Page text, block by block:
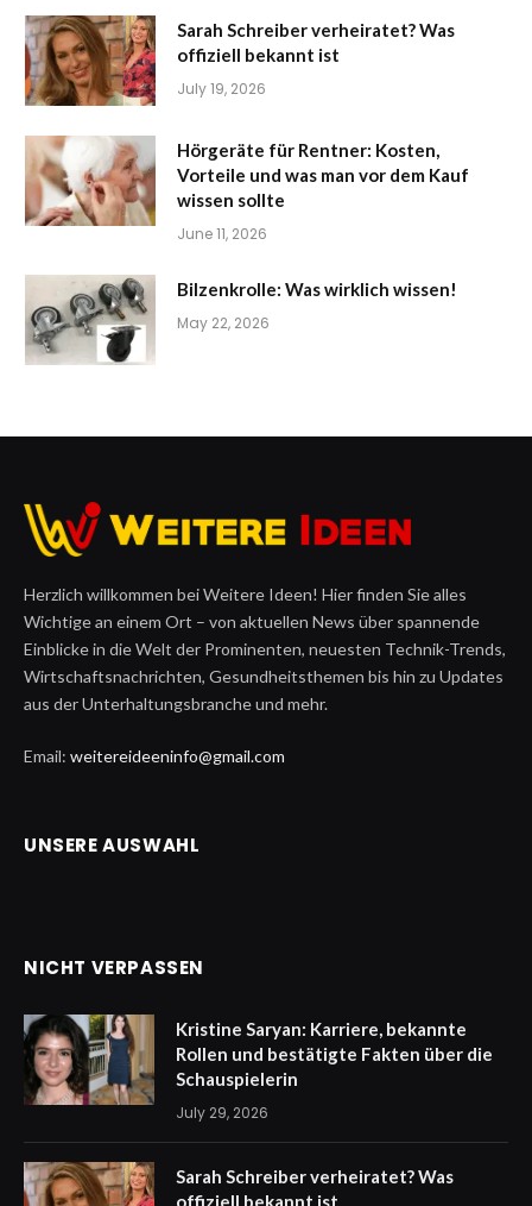
Sarah Schreiber verheiratet? Was
offiziell bekannt ist
July 19, 2026
Hörgeräte für Rentner: Kosten,
Vorteile und was man vor dem Kauf
wissen sollte
June 11, 2026
Bilzenkrolle: Was wirklich wissen!
May 22, 2026
Herzlich willkommen bei Weitere Ideen! Hier finden Sie alles
Wichtige an einem Ort – von aktuellen News über spannende
Einblicke in die Welt der Prominenten, neuesten Technik-Trends,
Wirtschaftsnachrichten, Gesundheitsthemen bis hin zu Updates
aus der Unterhaltungsbranche und mehr.
Email: weitereideeninfo@gmail.com
UNSERE AUSWAHL
NICHT VERPASSEN
Kristine Saryan: Karriere, bekannte
Rollen und bestätigte Fakten über die
Schauspielerin
July 29, 2026
Sarah Schreiber verheiratet? Was
offiziell bekannt ist